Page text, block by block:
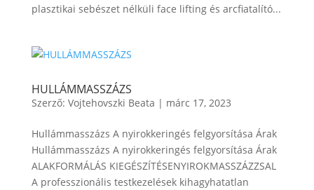
plasztikai sebészet nélküli face lifting és arcfiatalító...
HULLÁMMASSZÁZS
Szerző: Vojtehovszki Beata | márc 17, 2023
Hullámmasszázs A nyirokkeringés felgyorsítása Árak
Hullámmasszázs A nyirokkeringés felgyorsítása Árak
ALAKFORMÁLÁS KIEGÉSZÍTÉSENYIROKMASSZÁZZSAL
A professzionális testkezelések kihagyhatatlan